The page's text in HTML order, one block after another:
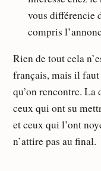
vous différencie
compris
Rien de tout cela
français, mais il
qu’on rencontre.
ceux qui ont su
et ceux qui l’ont
n’attire pas au final.